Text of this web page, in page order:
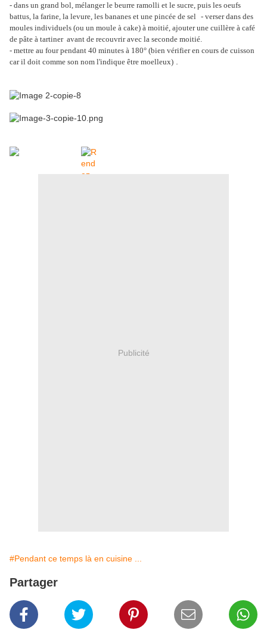
- dans un grand bol, mélanger le beurre ramolli et le sucre, puis les oeufs
battus, la farine, la levure, les bananes et une pincée de sel - verser dans des
moules individuels (ou un moule à cake) à moitié, ajouter une cuillère à café
de pâte à tartiner avant de recouvrir avec la seconde moitié.
- mettre au four pendant 40 minutes à 180° (bien vérifier en cours de cuisson
car il doit comme son nom l'indique être moelleux)
Publicité
#Pendant ce temps là en cuisine ...
Partager